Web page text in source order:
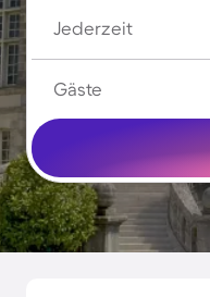
Jederzeit
Gäste